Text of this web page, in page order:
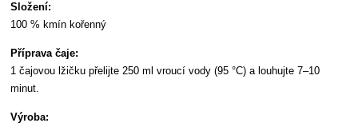
Složení:
100 % kmín kořenný
Příprava čaje:
1 čajovou lžičku přelijte 250 ml vroucí vody (95 °C) a louhujte 7–10
minut.
Výroba: